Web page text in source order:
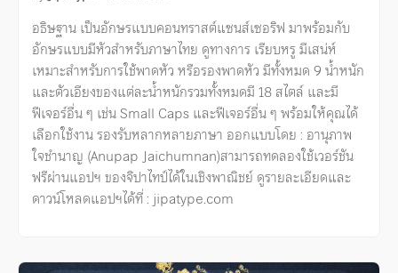
อธิษฐาน เป็นอักษรแบบคอนทราสต์แซนส์เซอริฟ มาพร้อมกับ
อักษรแบบมีหัวสำหรับภาษาไทย ดูทางการ เรียบหรู มีเสน่ห์
เหมาะสำหรับการใช้พาดหัว หรือรองพาดหัว มีทั้งหมด 9 น้ำหนัก
และตัวเอียงของแต่ละน้ำหนักรวมทั้งหมดมี 18 สไตล์ และมี
ฟีเจอร์อื่น ๆ เช่น Small Caps และฟีเจอร์อื่น ๆ พร้อมให้คุณได้
เลือกใช้งาน รองรับหลากหลายภาษา ออกแบบโดย : อานุภาพ
ใจชำนาญ (Anupap Jaichumnan)สามารถทดลองใช้เวอร์ชัน
ฟรีผ่านแอปฯ ของจิปาไทป์ได้ในเชิงพาณิชย์ ดูรายละเอียดและ
ดาวน์โหลดแอปฯได้ที่ : jipatype.com